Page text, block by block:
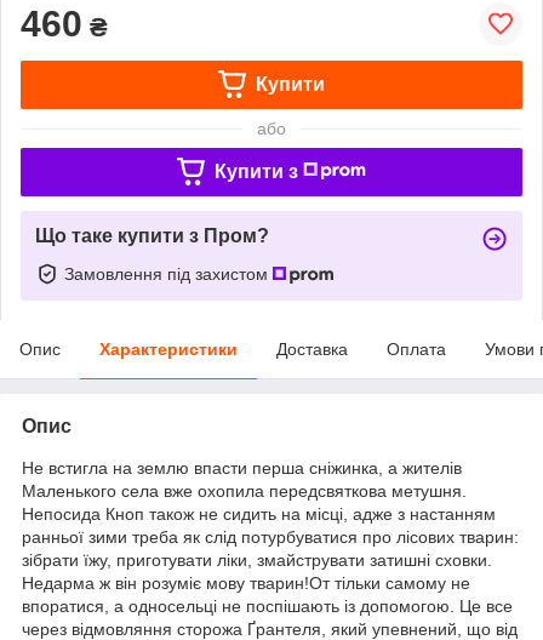
460 ₴
Купити
або
Купити з
Що таке купити з Пром?
Замовлення під захистом
Опис Характеристики Доставка Оплата Умови
Опис
Не встигла на землю впасти перша сніжинка, а жителів
Маленького села вже охопила передсвяткова метушня.
Непосида Кноп також не сидить на місці, адже з настанням
ранньої зими треба як слід потурбуватися про лісових тварин:
зібрати їжу, приготувати ліки, змайструвати затишні сховки.
Недарма ж він розуміє мову тварин!От тільки самому не
впоратися, а односельці не поспішають із допомогою. Це все
через відмовляння сторожа Ґрантеля, який упевнений, що від